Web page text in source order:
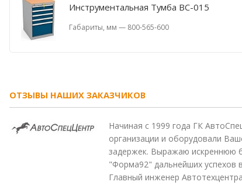
Инструментальная Тумба ВС-015
Габариты, мм — 800-565-600
ОТЗЫВЫ НАШИХ ЗАКАЗЧИКОВ
Начиная с 1999 года ГК
организации и оборудовали
задержек. Выражаю искреннюю
"Форма92" дальнейших успехов
Главный инженер